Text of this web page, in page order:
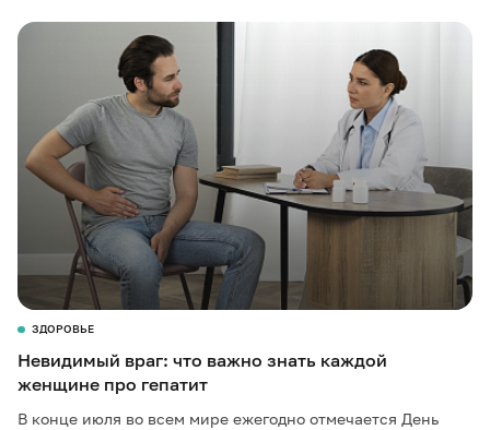
ЗДОРОВЬЕ
Невидимый враг: что важно знать каждой
женщине про гепатит
В конце июля во всем мире ежегодно отмечается День